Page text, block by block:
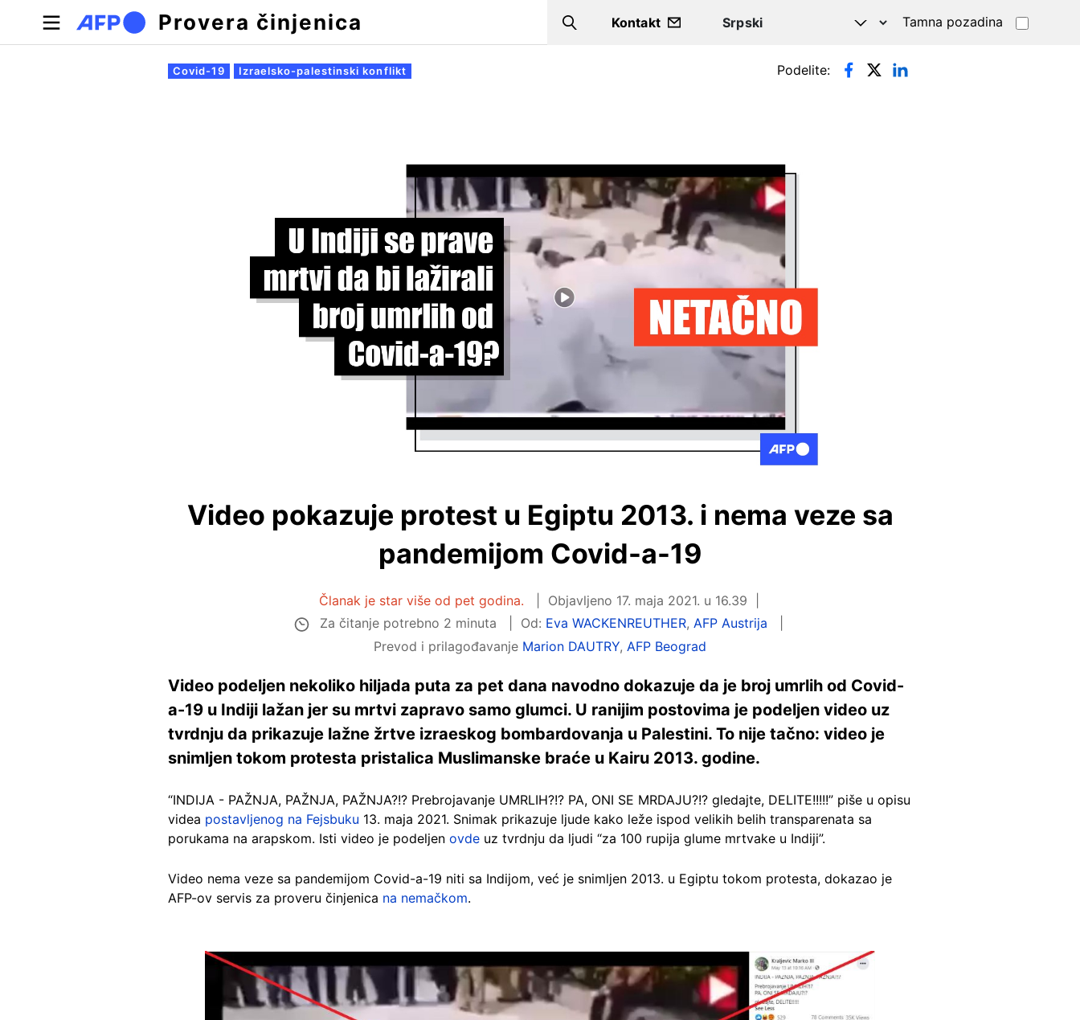
Skip to main content
Provera činjenica Search
Kontakt Tamna pozadina
Примарни табови
Covid-19 Izraelsko-palestinski konflikt Podelite:
Video pokazuje protest u Egiptu 2013. i nema veze sa
pandemijom Covid-a-19
Članak je star više od pet godina. Objavljeno 17. maja 2021. u 16.39
Za čitanje potrebno 2 minuta
Od: Eva WACKENREUTHER,AFP Austrija
Prevod i prilagođavanje Marion DAUTRY, AFP Beograd
Video podeljen nekoliko hiljada puta za pet dana navodno dokazuje da je broj umrlih od Covid-
a-19 u Indiji lažan jer su mrtvi zapravo samo glumci. U ranijim postovima je podeljen video uz
tvrdnju da prikazuje lažne žrtve izraeskog bombardovanja u Palestini. To nije tačno: video je
snimljen tokom protesta pristalica Muslimanske braće u Kairu 2013. godine.
“INDIJA - PAŽNJA, PAŽNJA, PAŽNJA?!? Prebrojavanje UMRLIH?!? PA, ONI SE MRDAJU?!? gledajte, DELITE!!!!!” piše u opisu
videa postavljenog na Fejsbuku 13. maja 2021. Snimak prikazuje ljude kako leže ispod velikih belih transparenata sa
porukama na arapskom. Isti video je podeljen ovde uz tvrdnju da ljudi “za 100 rupija glume mrtvake u Indiji”.
Video nema veze sa pandemijom Covid-a-19 niti sa Indijom, već je snimljen 2013. u Egiptu tokom protesta, dokazao je
AFP-ov servis za proveru činjenica na nemačkom.
Image